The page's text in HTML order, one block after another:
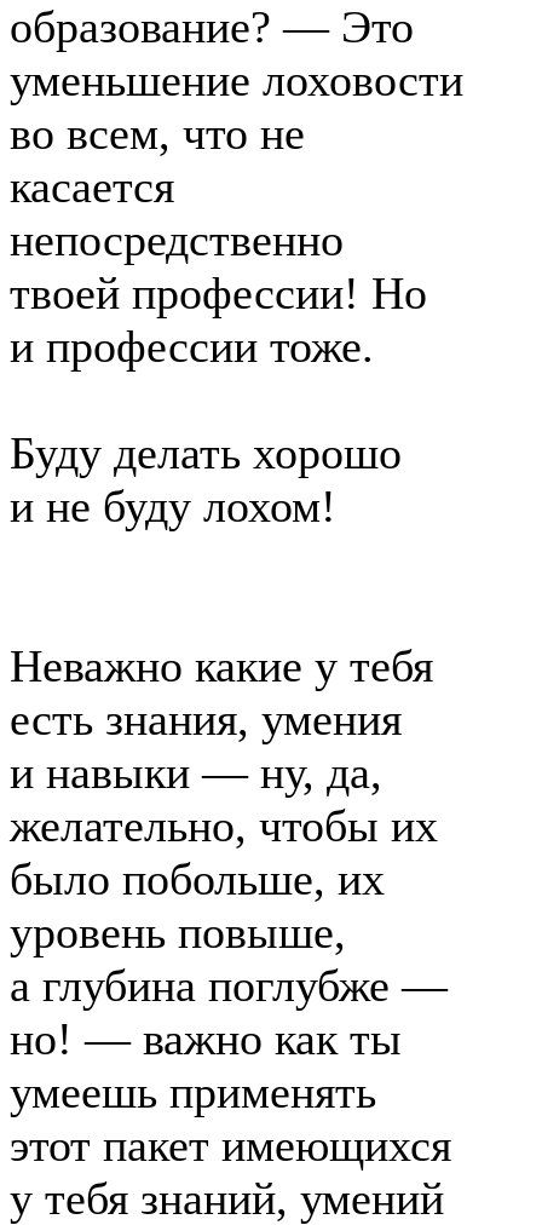
образование? — Это
уменьшение лоховости
во всем, что не
касается
непосредственно
твоей профессии! Но
и профессии тоже.
Буду делать хорошо
и не буду лохом!
Неважно какие у тебя
есть знания, умения
и навыки — ну, да,
желательно, чтобы их
было побольше, их
уровень повыше,
а глубина поглубже —
но! — важно как ты
умеешь применять
этот пакет имеющихся
у тебя знаний, умений